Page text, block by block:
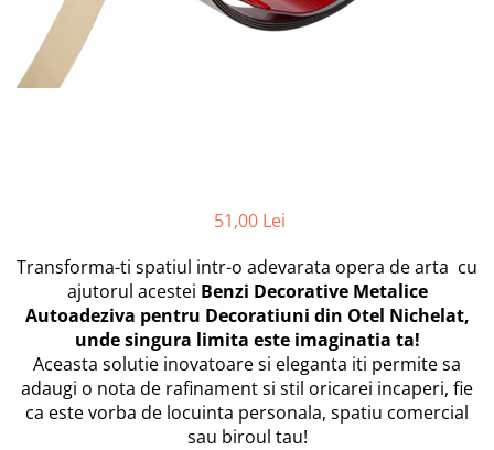
Lampi Selfie cu LED
Pet Care & Accesorii
Perii, trimmere si clesti
Baloane
Accesorii Petrecere
Folii Protectie Multisuprafete
Accesorii Decoratiuni Interioare
PC, Periferice & Software
51,00 Lei
Transforma-ti spatiul intr-o adevarata opera de arta cu
ajutorul acestei Benzi Decorative Metalice
Autoadeziva pentru Decoratiuni din Otel Nichelat,
unde singura limita este imaginatia ta!
Aceasta solutie inovatoare si eleganta iti permite sa
adaugi o nota de rafinament si stil oricarei incaperi, fie
ca este vorba de locuinta personala, spatiu comercial
sau biroul tau!